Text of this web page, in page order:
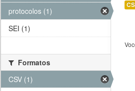
protocolos (1)
SEI (1)
Formatos
CSV (1)